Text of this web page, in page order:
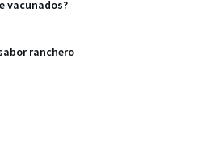
vacunados?
ranchero